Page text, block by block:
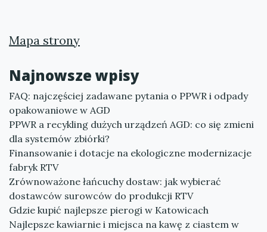
Mapa strony
Najnowsze wpisy
FAQ: najczęściej zadawane pytania o PPWR i odpady
opakowaniowe w AGD
PPWR a recykling dużych urządzeń AGD: co się zmieni
dla systemów zbiórki?
Finansowanie i dotacje na ekologiczne modernizacje
fabryk RTV
Zrównoważone łańcuchy dostaw: jak wybierać
dostawców surowców do produkcji RTV
Gdzie kupić najlepsze pierogi w Katowicach
Najlepsze kawiarnie i miejsca na kawę z ciastem w